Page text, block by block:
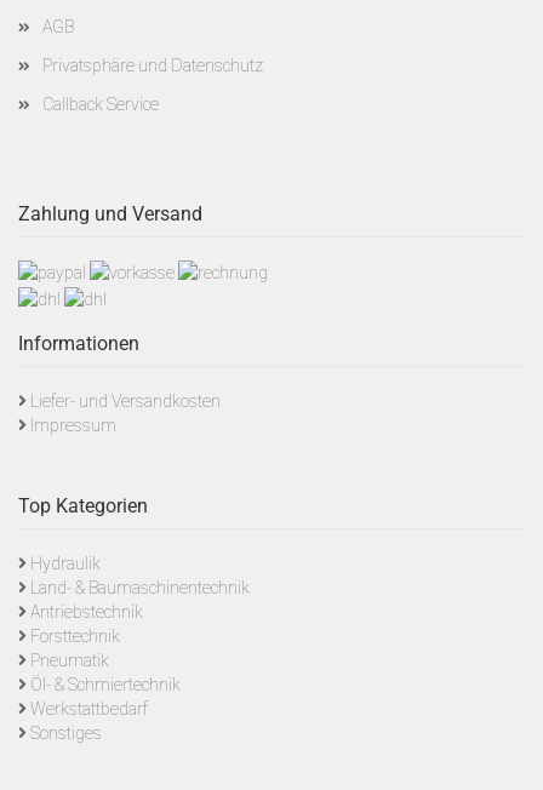
AGB
Privatsphäre und Datenschutz
Callback Service
Zahlung und Versand
Informationen
Liefer- und Versandkosten
Impressum
Top Kategorien
Hydraulik
Land- & Baumaschinentechnik
Antriebstechnik
Forsttechnik
Pneumatik
Öl- & Schmiertechnik
Werkstattbedarf
Sonstiges